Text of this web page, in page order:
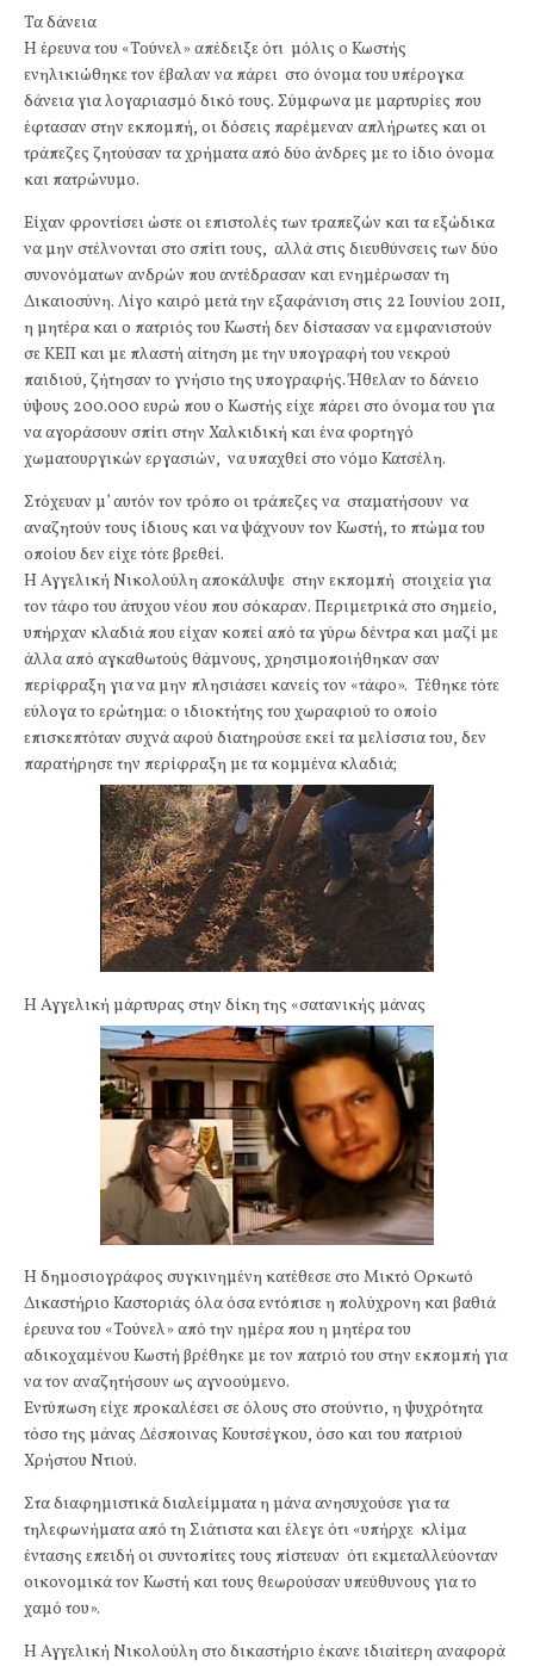
Τα δάνεια
Η έρευνα του «Τούνελ» απέδειξε ότι μόλις ο Κωστής
ενηλικιώθηκε τον έβαλαν να πάρει στο όνομα του υπέρογκα
δάνεια για λογαριασμό δικό τους. Σύμφωνα με μαρτυρίες που
έφτασαν στην εκπομπή, οι δόσεις παρέμεναν απλήρωτες και οι
τράπεζες ζητούσαν τα χρήματα από δύο άνδρες με το ίδιο όνομα
και πατρώνυμο.
Είχαν φροντίσει ώστε οι επιστολές των τραπεζών και τα εξώδικα
να μην στέλνονται στο σπίτι τους, αλλά στις διευθύνσεις των δύο
συνονόματων ανδρών που αντέδρασαν και ενημέρωσαν τη
Δικαιοσύνη. Λίγο καιρό μετά την εξαφάνιση στις 22 Ιουνίου 2011,
η μητέρα και ο πατριός του Κωστή δεν δίστασαν να εμφανιστούν
σε ΚΕΠ και με πλαστή αίτηση με την υπογραφή του νεκρού
παιδιού, ζήτησαν το γνήσιο της υπογραφής. Ήθελαν το δάνειο
ύψους 200.000 ευρώ που ο Κωστής είχε πάρει στο όνομα του για
να αγοράσουν σπίτι στην Χαλκιδική και ένα φορτηγό
χωματουργικών εργασιών, να υπαχθεί στο νόμο Κατσέλη.
Στόχευαν μ’ αυτόν τον τρόπο οι τράπεζες να σταματήσουν να
αναζητούν τους ίδιους και να ψάχνουν τον Κωστή, το πτώμα του
οποίου δεν είχε τότε βρεθεί.
Η Αγγελική Νικολούλη αποκάλυψε στην εκπομπή στοιχεία για
τον τάφο του άτυχου νέου που σόκαραν. Περιμετρικά στο σημείο,
υπήρχαν κλαδιά που είχαν κοπεί από τα γύρω δέντρα και μαζί με
άλλα από αγκαθωτούς θάμνους, χρησιμοποιήθηκαν σαν
περίφραξη για να μην πλησιάσει κανείς τον «τάφο». Τέθηκε τότε
εύλογα το ερώτημα: ο ιδιοκτήτης του χωραφιού το οποίο
επισκεπτόταν συχνά αφού διατηρούσε εκεί τα μελίσσια του, δεν
παρατήρησε την περίφραξη με τα κομμένα κλαδιά;
Η Αγγελική μάρτυρας στην δίκη της «σατανικής μάνας
Η δημοσιογράφος συγκινημένη κατέθεσε στο Μικτό Ορκωτό
Δικαστήριο Καστοριάς όλα όσα εντόπισε η πολύχρονη και βαθιά
έρευνα του «Τούνελ» από την ημέρα που η μητέρα του
αδικοχαμένου Κωστή βρέθηκε με τον πατριό του στην εκπομπή για
να τον αναζητήσουν ως αγνοούμενο.
Εντύπωση είχε προκαλέσει σε όλους στο στούντιο, η ψυχρότητα
τόσο της μάνας Δέσποινας Κουτσέγκου, όσο και του πατριού
Χρήστου Ντιού.
Στα διαφημιστικά διαλείμματα η μάνα ανησυχούσε για τα
τηλεφωνήματα από τη Σιάτιστα και έλεγε ότι «υπήρχε κλίμα
έντασης επειδή οι συντοπίτες τους πίστευαν ότι εκμεταλλεύονταν
οικονομικά τον Κωστή και τους θεωρούσαν υπεύθυνους για το
χαμό του».
Η Αγγελική Νικολούλη στο δικαστήριο έκανε ιδιαίτερη αναφορά